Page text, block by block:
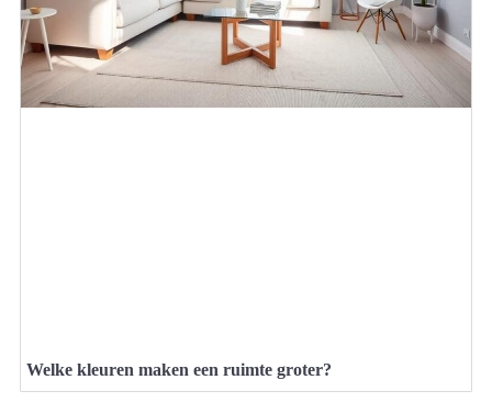
Welke kleuren maken een ruimte groter?